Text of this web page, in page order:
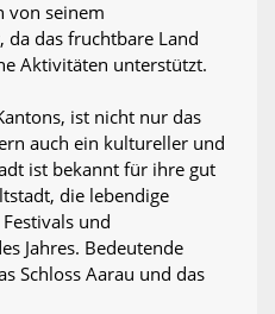
von seinem
das fruchtbare Land
Aktivitäten unterstützt.
ist nicht nur das
auch ein kultureller und
ist bekannt für ihre gut
die lebendige
und
Jahres. Bedeutende
Schloss Aarau und das